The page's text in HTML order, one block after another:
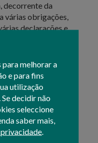
melhorar a
e para fins
utilização
decidir não
seleccione
saber mais,
decorrente da
várias obrigações,
declarações e
procedimentos